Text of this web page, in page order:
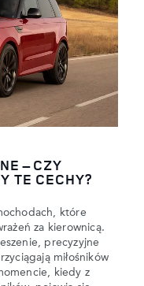
– CZY
TE CECHY?
które
za kierownicą.
precyzyjne
miłośników
kiedy z